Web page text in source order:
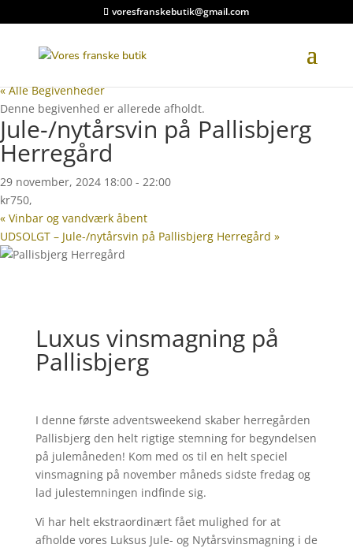
voresfranskebutik@gmail.com
« Alle Begivenheder
Denne begivenhed er allerede afholdt.
Jule-/nytårsvin på Pallisbjerg
Herregård
29 november, 2024 18:00 - 22:00
kr750,
« Vinbar og vandværk åbent
UDSOLGT – Jule-/nytårsvin på Pallisbjerg Herregård »
Luxus vinsmagning på
Pallisbjerg
I denne første adventsweekend skaber herregården
Pallisbjerg den helt rigtige stemning for begyndelsen
på julemåneden! Kom med os til en helt speciel
vinsmagning på november måneds sidste fredag og
lad julestemningen indfinde sig.
Vi har helt ekstraordinært fået mulighed for at
afholde vores Luksus Jule- og Nytårsvinsmagning i de